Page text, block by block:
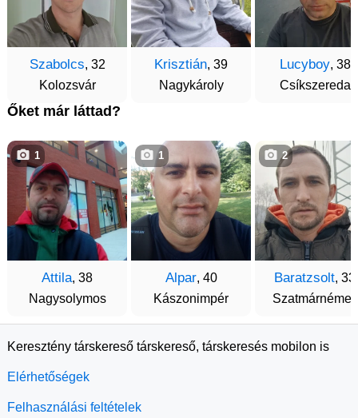
Szabolcs, 32
Kolozsvár
Krisztián, 39
Nagykároly
Lucyboy, 38
Csíkszereda
Őket már láttad?
Attila, 38
Nagysolymos
1
Alpar, 40
Kászonimpér
1
Baratzsolt, 33
Szatmárnémeti
2
Keresztény társkereső társkereső, társkeresés mobilon is
Elérhetőségek
Felhasználási feltételek